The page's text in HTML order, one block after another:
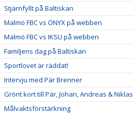
Stjärnfyllt på Baltiskan
Malmö FBC vs ONYX på webben
Malmö FBC vs IKSU på webben
Familjens dag på Baltiskan
Sportlovet är räddat!
Intervju med Pär Brenner
Grönt kort till Pär, Johan, Andreas & Niklas
Målvaktsförstärkning